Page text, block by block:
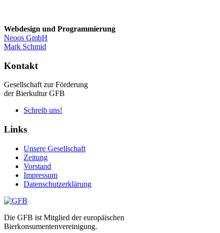
Webdesign und Programmierung
Neoos GmbH
Mark Schmid
Kontakt
Gesellschaft zur Förderung
der Bierkultur GFB
Schreib uns!
Links
Unsere Gesellschaft
Zeitung
Vorstand
Impressum
Datenschutzerklärung
Die GFB ist Mitglied der europäischen
Bierkonsumentenvereinigung.